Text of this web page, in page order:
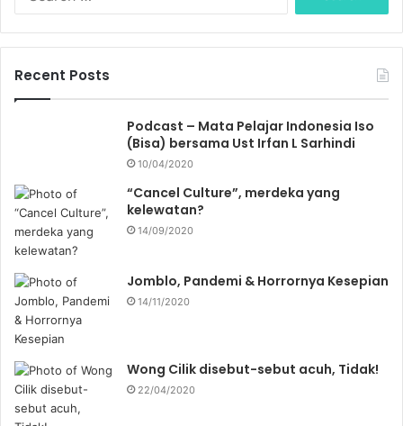
f
o
Recent Posts
Podcast – Mata Pelajar Indonesia Iso
(Bisa) bersama Ust Irfan L Sarhindi
10/04/2020
“Cancel Culture”, merdeka yang
kelewatan?
14/09/2020
Jomblo, Pandemi & Horrornya Kesepian
14/11/2020
Wong Cilik disebut-sebut acuh, Tidak!
22/04/2020